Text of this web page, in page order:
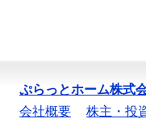
ぷらっとホーム株式
会社概要
株主・投